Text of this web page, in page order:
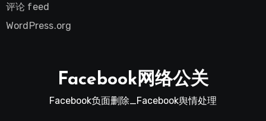
评论 feed
WordPress.org
Facebook网络公关
Facebook负面删除_Facebook舆情处理